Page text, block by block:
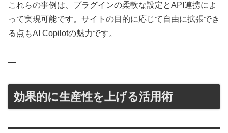
これらの事例は、プラグインの柔軟な設定とAPI連携によ
って実現可能です。サイトの目的に応じて自由に拡張でき
る点もAI Copilotの魅力です。
—
効果的に生産性を上げる活用術